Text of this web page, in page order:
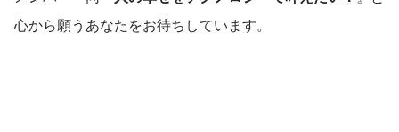
心から願うあなたをお待ちしています。